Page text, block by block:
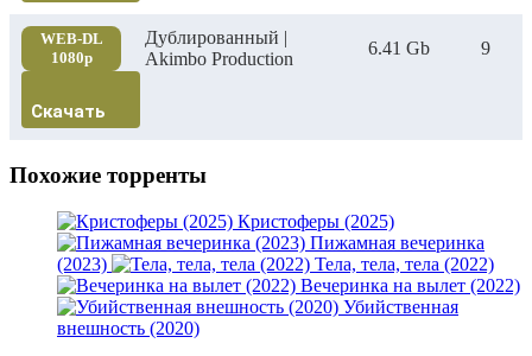
WEB-DL
1080p
Дублированный |
Akimbo Production
6.41 Gb 9
Скачать
Похожие торренты
Кристоферы (2025)
Пижамная вечеринка
(2023)
Тела, тела, тела (2022)
Вечеринка на вылет (2022)
Убийственная
внешность (2020)